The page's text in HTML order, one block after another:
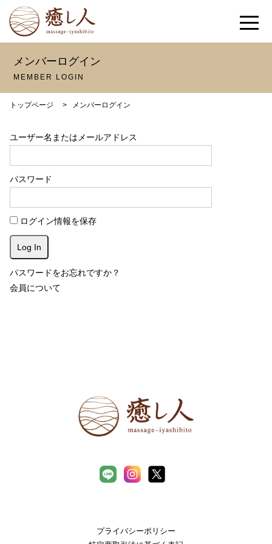
メンバーログイン
MEMBER LOGIN
トップページ > メンバーログイン
ユーザー名またはメールアドレス
パスワード
ログイン情報を保存
パスワードをお忘れですか？
会員について
プライバシーポリシー